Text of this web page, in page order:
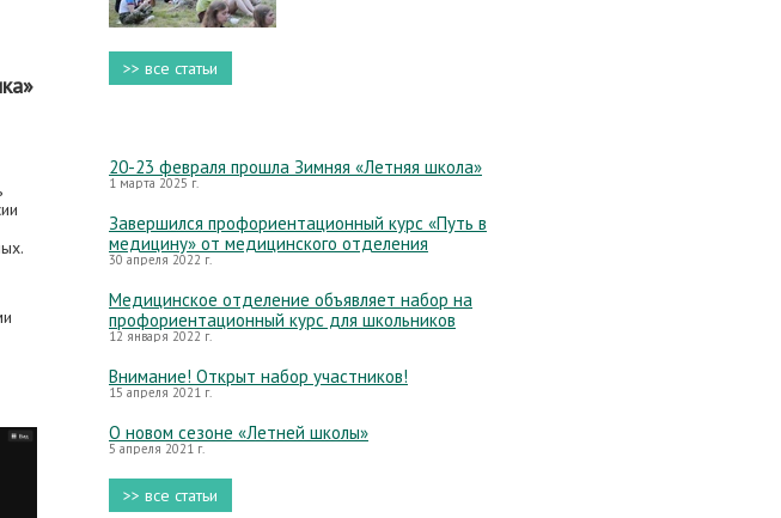
>> все статьи
20-23 февраля прошла Зимняя «Летняя школа»
1 марта 2025 г.
Завершился профориентационный курс «Путь в
медицину» от медицинского отделения
30 апреля 2022 г.
Медицинское отделение объявляет набор на
профориентационный курс для школьников
12 января 2022 г.
Внимание! Открыт набор участников!
15 апреля 2021 г.
О новом сезоне «Летней школы»
5 апреля 2021 г.
>> все статьи